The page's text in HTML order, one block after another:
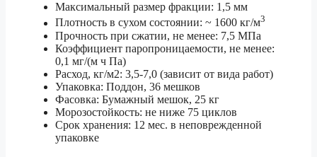
Максимальный размер фракции: 1,5 мм
Плотность в сухом состоянии: ~ 1600 кг/м3
Прочность при сжатии, не менее: 7,5 МПа
Коэффициент паропроницаемости, не менее:
0,1 мг/(м ч Па)
Расход, кг/м2: 3,5-7,0 (зависит от вида работ)
Упаковка: Поддон, 36 мешков
Фасовка: Бумажный мешок, 25 кг
Морозостойкость: не ниже 75 циклов
Срок хранения: 12 мес. в неповрежденной
упаковке